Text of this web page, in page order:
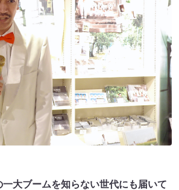
大ブームを知らない世代にも届いて